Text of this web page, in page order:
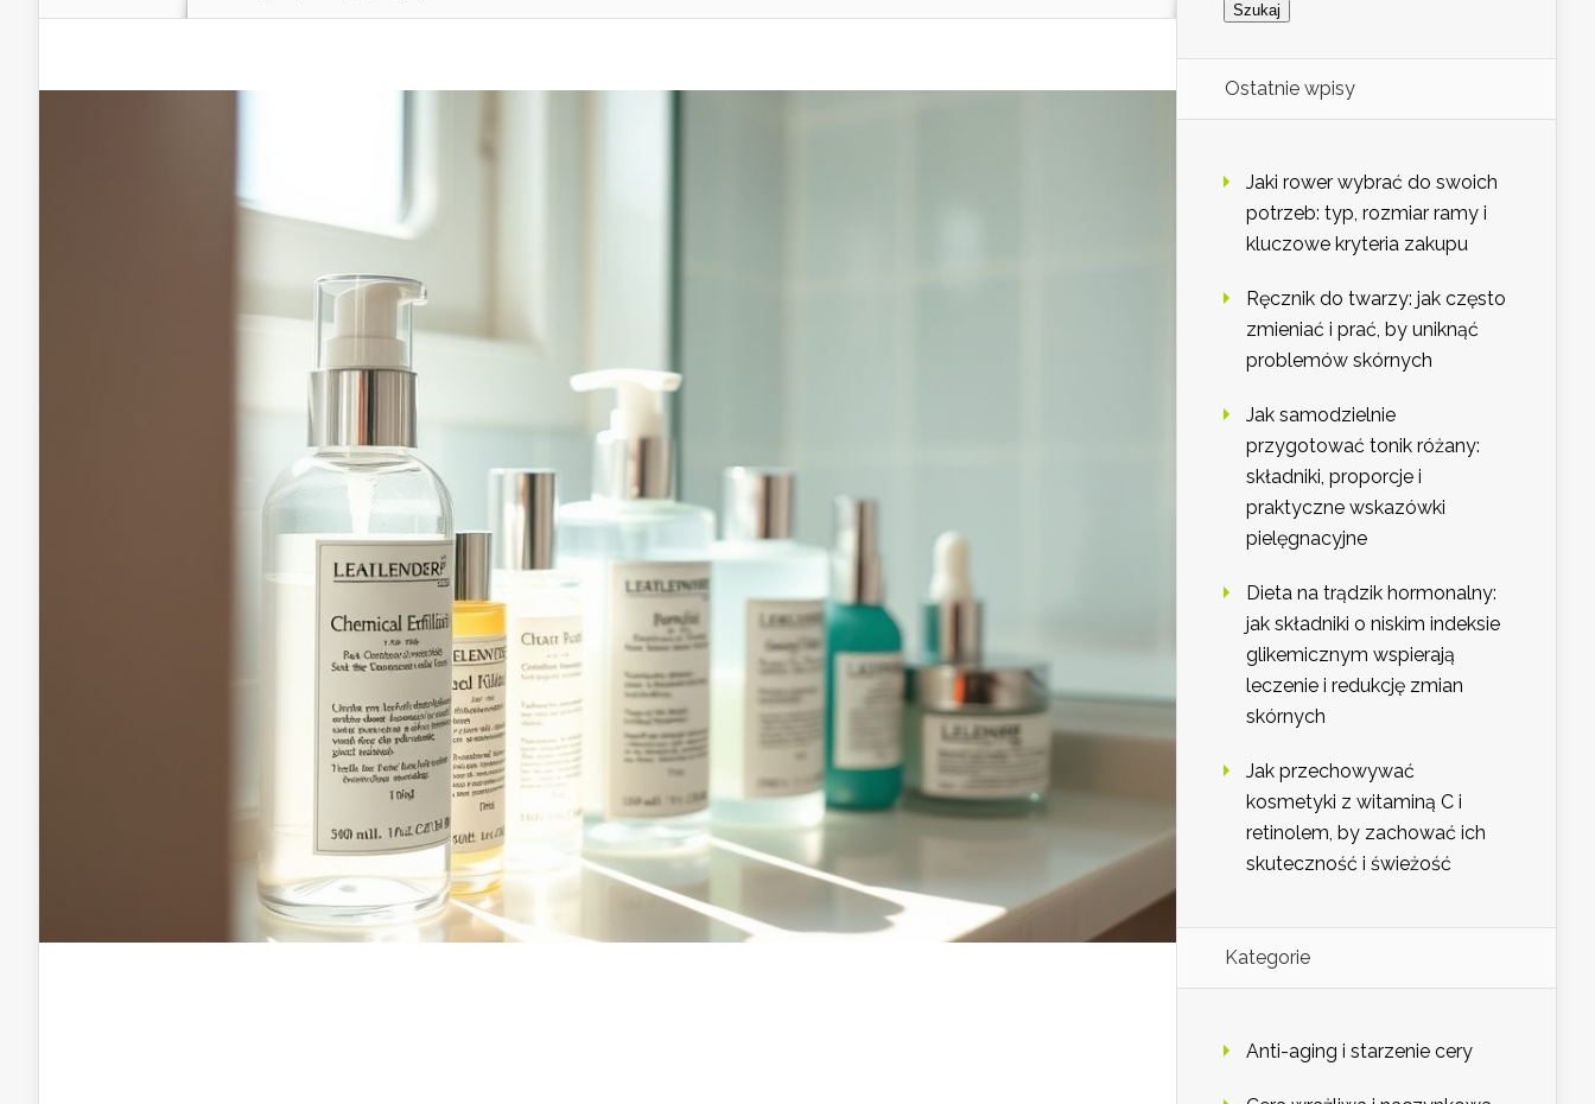
Ostatnie wpisy
Jaki rower wybrać do swoich
potrzeb: typ, rozmiar ramy i
kluczowe kryteria zakupu
Ręcznik do twarzy: jak często
zmieniać i prać, by uniknąć
problemów skórnych
Jak samodzielnie
przygotować tonik różany:
składniki, proporcje i
praktyczne wskazówki
pielęgnacyjne
Dieta na trądzik hormonalny:
jak składniki o niskim indeksie
glikemicznym wspierają
leczenie i redukcję zmian
skórnych
Jak przechowywać
kosmetyki z witaminą C i
retinolem, by zachować ich
skuteczność i świeżość
Kategorie
Anti-aging i starzenie cery